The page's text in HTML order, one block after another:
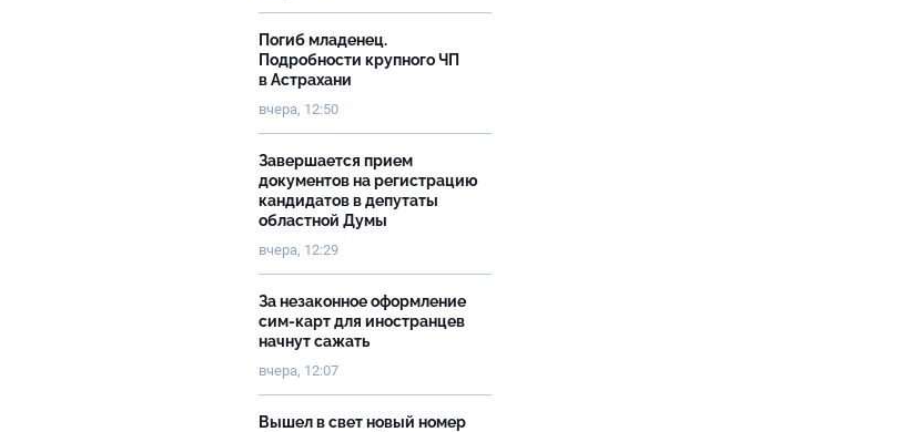
Погиб младенец.
Подробности крупного ЧП
в Астрахани
вчера, 12:50
Завершается прием
документов на регистрацию
кандидатов в депутаты
областной Думы
вчера, 12:29
За незаконное оформление
сим-карт для иностранцев
начнут сажать
вчера, 12:07
Вышел в свет новый номер